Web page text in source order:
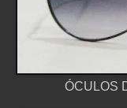
ÓCULOS